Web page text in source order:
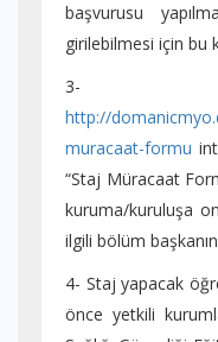
başvurusu
girilebilmesi için bu
3-
http://
muracaat-formu
“Staj Müracaat
kuruma/kuruluşa
ilgili bölüm
4- Staj yapacak
önce yetkili